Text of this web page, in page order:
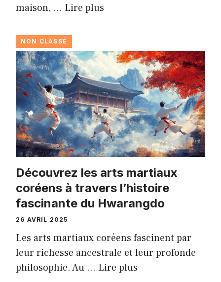
maison, … Lire plus
NON CLASSÉ
Découvrez les arts martiaux
coréens à travers l’histoire
fascinante du Hwarangdo
26 AVRIL 2025
Les arts martiaux coréens fascinent par
leur richesse ancestrale et leur profonde
philosophie. Au … Lire plus